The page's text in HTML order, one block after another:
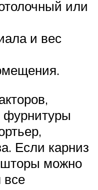
или
и вес
Если карниз
шторы можно
все